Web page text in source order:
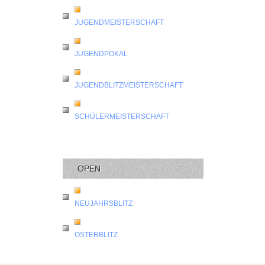
JUGENDMEISTERSCHAFT
JUGENDPOKAL
JUGENDBLITZMEISTERSCHAFT
SCHÜLERMEISTERSCHAFT
OPEN
NEUJAHRSBLITZ
OSTERBLITZ